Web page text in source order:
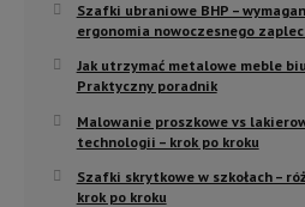
Szafki ubraniowe BHP –
ergonomia nowoczesnego
Jak utrzymać metalowe meble
Praktyczny poradnik
Malowanie proszkowe vs
technologii – krok po kroku
Szafki skrytkowe w szkołach –
krok po kroku